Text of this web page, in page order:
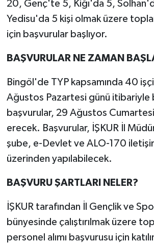
20, Genç'te 5, Kiğı'da 5,
Yedisu'da 5 kişi olmak üzere
için başvurular başlıyor.
BAŞVURULAR NE ZAMAN
Bingöl'de TYP kapsamında 40 işçi
Ağustos Pazartesi günü itibariyle
başvurular, 29 Ağustos
erecek. Başvurular, İŞKUR İl
şube, e-Devlet ve ALO-170
üzerinden yapılabilecek.
BAŞVURU ŞARTLARI NELER?
İŞKUR tarafından İl Gençlik ve
bünyesinde çalıştırılmak üzere
personel alımı başvurusu için
YEDİSU